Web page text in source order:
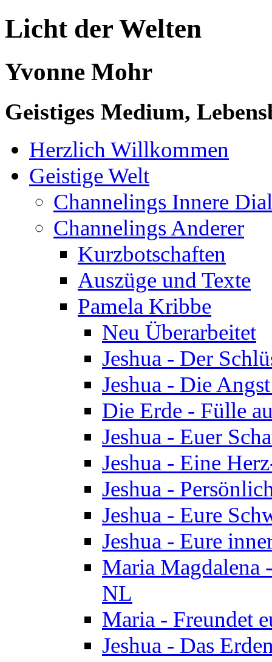
Licht der Welten
Yvonne Mohr
Geistiges Medium,
Herzlich Willkommen
Geistige Welt
Channelings Innere
Channelings Anderer
Kurzbotschaften
Auszüge und Texte
Pamela Kribbe
Neu Überarbeitet
Jeshua - Der
Jeshua - Die
Die Erde - Fülle
Jeshua - Euer
Jeshua - Eine
Jeshua -
Jeshua - Eure
Jeshua - Eure
Maria Magdalena
NL
Maria - Freundet
Jeshua - Das